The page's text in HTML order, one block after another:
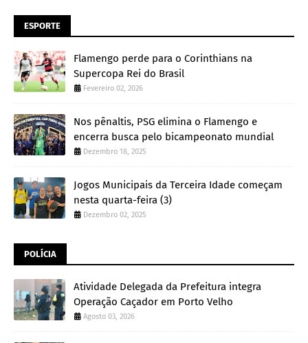
ESPORTE
Flamengo perde para o Corinthians na
Supercopa Rei do Brasil
Fevereiro 02, 2026
Nos pênaltis, PSG elimina o Flamengo e
encerra busca pelo bicampeonato mundial
Dezembro 18, 2025
Jogos Municipais da Terceira Idade começam
nesta quarta-feira (3)
Dezembro 02, 2025
POLÍCIA
Atividade Delegada da Prefeitura integra
Operação Caçador em Porto Velho
Agosto 03, 2026